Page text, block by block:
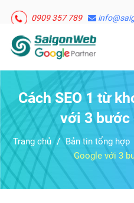
0909 357 789
Cách SEO 1 từ
với 3 bước
Trang chủ Bản tin tổng hợp
Google với 3